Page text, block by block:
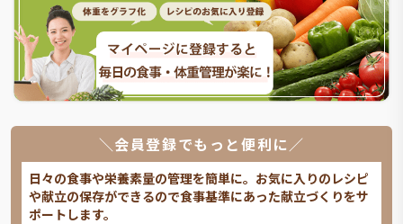
＼会員登録でもっと便利に／
日々の食事や栄養素量の管理を簡単に。お気に入りのレシピ
や献立の保存ができるので食事基準にあった献立づくりをサ
ポートします。